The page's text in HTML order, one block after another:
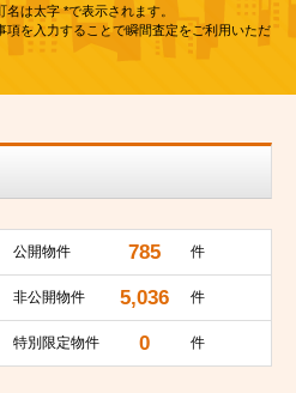
は太字 *で表示されます。
を入力することで瞬間査定をご利用いただ
公開物件 785 件
非公開物件 5,036 件
特別限定物件 0 件